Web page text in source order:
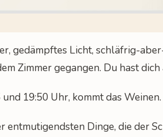
gedämpftes Licht, schläfrig-
Zimmer gegangen. Du hast
19:50 Uhr, kommt das Weinen.
entmutigendsten Dinge, die der